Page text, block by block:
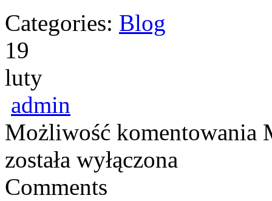
Categories: Blog
19
luty
admin
Możliwość komentowania
została wyłączona
Comments